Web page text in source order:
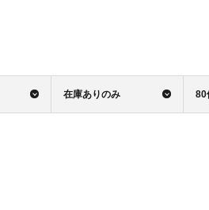
在庫ありのみ 80